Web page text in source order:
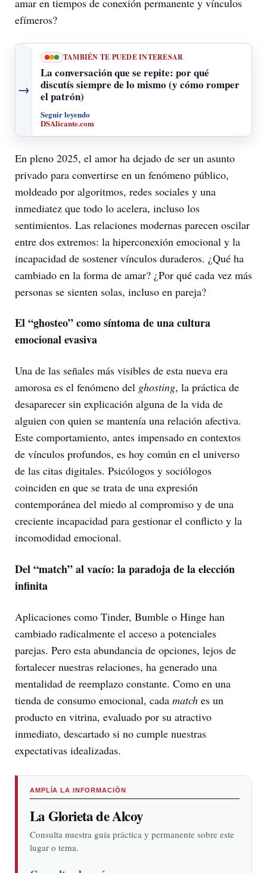
amar en tiempos de conexión permanente y vínculos
efímeros?
→
TAMBIÉN TE PUEDE INTERESAR
La conversación que se repite: por qué
discutís siempre de lo mismo (y cómo romper
el patrón)
Seguir leyendo
DSAlicante.com
En pleno 2025, el amor ha dejado de ser un asunto
privado para convertirse en un fenómeno público,
moldeado por algoritmos, redes sociales y una
inmediatez que todo lo acelera, incluso los
sentimientos. Las relaciones modernas parecen oscilar
entre dos extremos: la hiperconexión emocional y la
incapacidad de sostener vínculos duraderos. ¿Qué ha
cambiado en la forma de amar? ¿Por qué cada vez más
personas se sienten solas, incluso en pareja?
El “ghosteo” como síntoma de una cultura
emocional evasiva
Una de las señales más visibles de esta nueva era
amorosa es el fenómeno del ghosting, la práctica de
desaparecer sin explicación alguna de la vida de
alguien con quien se mantenía una relación afectiva.
Este comportamiento, antes impensado en contextos
de vínculos profundos, es hoy común en el universo
de las citas digitales. Psicólogos y sociólogos
coinciden en que se trata de una expresión
contemporánea del miedo al compromiso y de una
creciente incapacidad para gestionar el conflicto y la
incomodidad emocional.
Del “match” al vacío: la paradoja de la elección
infinita
Aplicaciones como Tinder, Bumble o Hinge han
cambiado radicalmente el acceso a potenciales
parejas. Pero esta abundancia de opciones, lejos de
fortalecer nuestras relaciones, ha generado una
mentalidad de reemplazo constante. Como en una
tienda de consumo emocional, cada match es un
producto en vitrina, evaluado por su atractivo
inmediato, descartado si no cumple nuestras
expectativas idealizadas.
AMPLÍA LA INFORMACIÓN
La Glorieta de Alcoy
Consulta nuestra guía práctica y permanente sobre este
lugar o tema.